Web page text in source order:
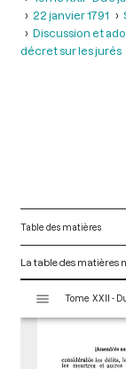
22 janvier 1791
Discussion et
décret sur les jurés
Table des matières
La table des matières
s
Tome XXII -